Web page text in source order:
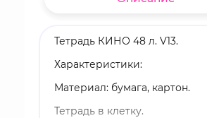
Тетрадь КИНО 48 л. V13.
Характеристики:
Материал: бумага, картон.
Тетрадь в клетку.